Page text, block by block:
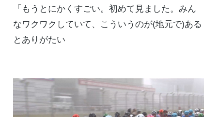
「もうとにかくすごい。初めて見ました。みん
なワクワクしていて、こういうのが(地元で)ある
とありがたい